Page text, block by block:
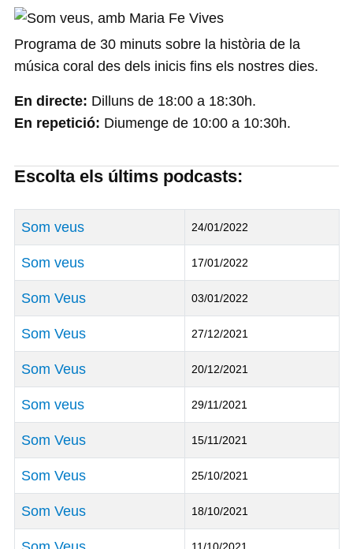
Programa de 30 minuts sobre la història de la
música coral des dels inicis fins els nostres dies.
En directe: Dilluns de 18:00 a 18:30h.
En repetició: Diumenge de 10:00 a 10:30h.
Escolta els últims podcasts:
Títol Data de Publicació
Som veus 24/01/2022
Som veus 17/01/2022
Som Veus 03/01/2022
Som Veus 27/12/2021
Som Veus 20/12/2021
Som veus 29/11/2021
Som Veus 15/11/2021
Som Veus 25/10/2021
Som Veus 18/10/2021